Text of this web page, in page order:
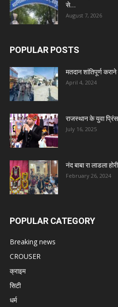
से...
August 7, 2026
POPULAR POSTS
मतदान शांतिपूर्ण
April 4, 2024
राजस्थान के युवा
July 16, 2025
नंद बाबा रा लाडला
February 26, 2024
POPULAR CATEGORY
Breaking news
CROUSER
क्राइम
सिटी
धर्म